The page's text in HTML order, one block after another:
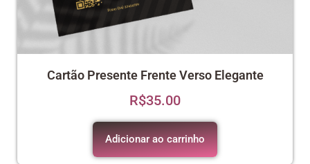
Cartão Presente Frente Verso Elegante
R$35.00
Adicionar ao carrinho